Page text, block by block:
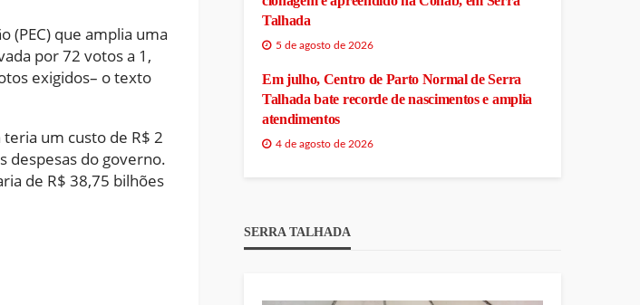
(PEC) que amplia uma
por 72 votos a 1,
exigidos– o texto
um custo de R$ 2
despesas do governo.
de R$ 38,75 bilhões
Talhada
5 de agosto de 2026
Em julho, Centro de Parto Normal de Serra
Talhada bate recorde de nascimentos e amplia
atendimentos
4 de agosto de 2026
SERRA TALHADA